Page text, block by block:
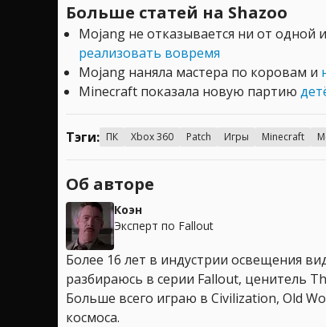
Больше статей на Shazoo
Mojang не отказывается ни от одной
реализовать вовремя
Mojang наняла мастера по коровам и
Minecraft показала новую партию
Тэги: ПК Xbox 360 Patch Игры Minecraft
Об авторе
Коэн
Эксперт по Fallout
Более 16 лет в индустрии освещения
разбираюсь в серии Fallout, ценитель
Больше всего играю в Civilization, Old
космоса.